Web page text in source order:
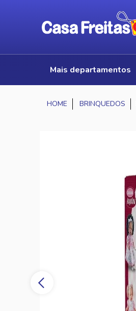
mais departamentos
BRINQUEDOS